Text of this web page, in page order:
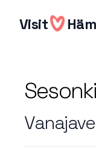
sisältöön
Visit